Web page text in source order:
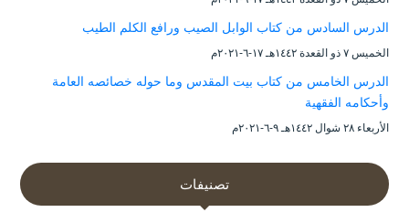
الدرس السادس من كتاب الوابل الصيب ورافع الكلم الطيب
الخميس ۷ ذو القعدة ۱٤٤۲هـ ۱۷-٦-۲۰۲۱م
الدرس الخامس من كتاب بيت المقدس وما حوله خصائصه العامة
وأحكامه الفقهية
الأربعاء ۲۸ شوال ۱٤٤۲هـ ۹-٦-۲۰۲۱م
تصنيفات